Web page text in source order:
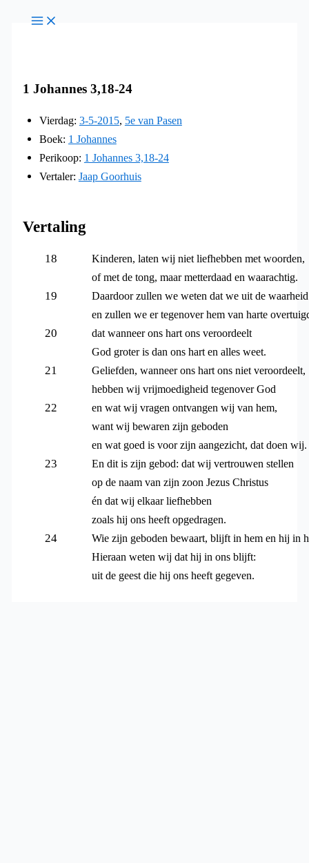
1 Johannes 3,18-24
Vierdag: 3-5-2015, 5e van Pasen
Boek: 1 Johannes
Perikoop: 1 Johannes 3,18-24
Vertaler: Jaap Goorhuis
Vertaling
18
Kinderen, laten wij niet liefhebben met woorden,
of met de tong, maar metterdaad en waarachtig.
19
Daardoor zullen we weten dat we uit de
en zullen we er tegenover hem van harte
20
dat wanneer ons hart ons veroordeelt
God groter is dan ons hart en alles weet.
21
Geliefden, wanneer ons hart ons niet veroordeelt,
hebben wij vrijmoedigheid tegenover God
22
en wat wij vragen ontvangen wij van hem,
want wij bewaren zijn geboden
en wat goed is voor zijn aangezicht, dat doen wij.
23
En dit is zijn gebod: dat wij vertrouwen stellen
op de naam van zijn zoon Jezus Christus
én dat wij elkaar liefhebben
zoals hij ons heeft opgedragen.
24
Wie zijn geboden bewaart, blijft in hem en hij in
Hieraan weten wij dat hij in ons blijft:
uit de geest die hij ons heeft gegeven.